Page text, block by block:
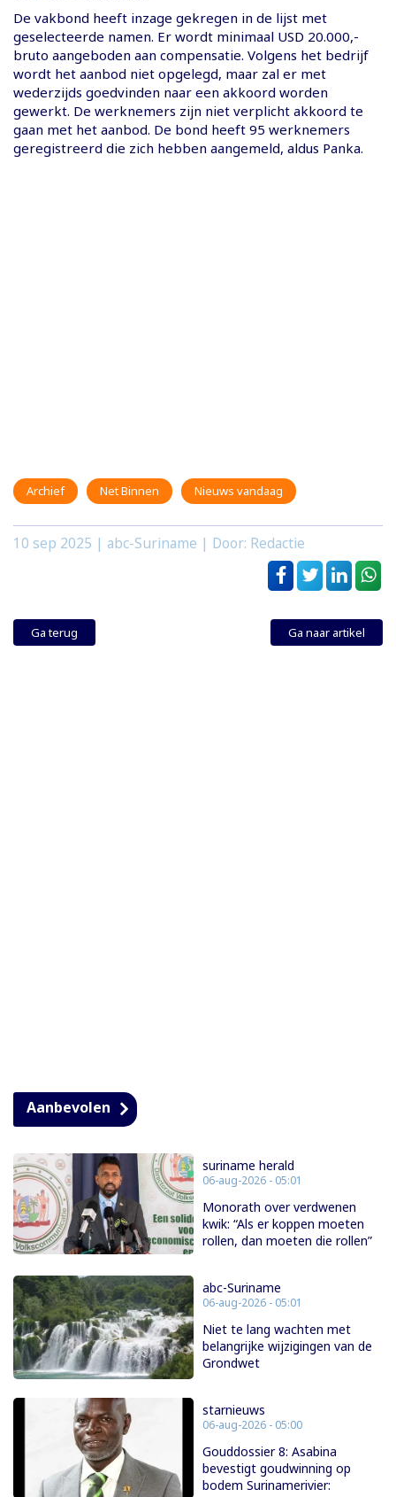
De vakbond heeft inzage gekregen in de lijst met
geselecteerde namen. Er wordt minimaal USD 20.000,-
bruto aangeboden aan compensatie. Volgens het bedrijf
wordt het aanbod niet opgelegd, maar zal er met
wederzijds goedvinden naar een akkoord worden
gewerkt. De werknemers zijn niet verplicht akkoord te
gaan met het aanbod. De bond heeft 95 werknemers
geregistreerd die zich hebben aangemeld, aldus Panka.
Archief Net Binnen Nieuws vandaag
10 sep 2025 | abc-Suriname | Door: Redactie
Ga terug Ga naar artikel
Aanbevolen
suriname herald
06-aug-2026 - 05:01
Monorath over verdwenen
kwik: “Als er koppen moeten
rollen, dan moeten die rollen”
abc-Suriname
06-aug-2026 - 05:01
Niet te lang wachten met
belangrijke wijzigingen van de
Grondwet
starnieuws
06-aug-2026 - 05:00
Gouddossier 8: Asabina
bevestigt goudwinning op
bodem Surinamerivier: